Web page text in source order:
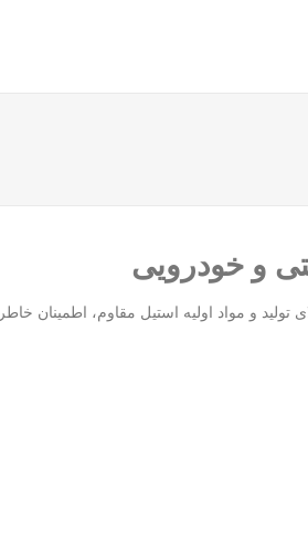
تولید و مواد اولیه استیل مقاوم، اطمینان